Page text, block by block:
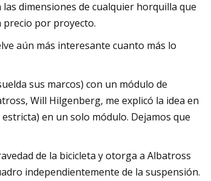
dimensiones de cualquier horquilla que
precio por proyecto.
aún más interesante cuanto más lo
sus marcos) con un módulo de
Will Hilgenberg, me explicó la idea en
en un solo módulo. Dejamos que
de la bicicleta y otorga a Albatross
independientemente de la suspensión.